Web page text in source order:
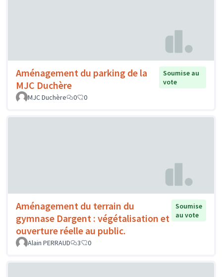
Aménagement du parking de la
MJC Duchère
Soumise au
vote
MJC Duchère
0 0
Aménagement du terrain du
gymnase Dargent : végétalisation et
ouverture réelle au public.
Soumise
au vote
Alain PERRAUD 3 0